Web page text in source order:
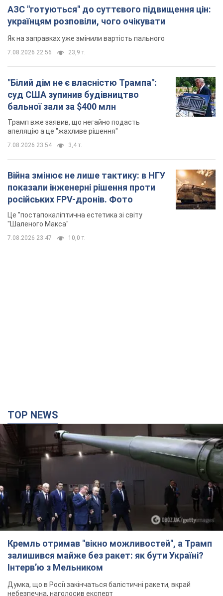
бальної зали за $400 млн
Трамп вже заявив, що негайно подасть
Війна змінює не лише тактику: в НГУ
показали інженерні рішення проти
російських FPV-дронів. Фото
"Шаленого Макса"
Кремль отримав "вікно можливостей", а Трамп
залишився майже без ракет: як бути Україні?
Інтерв’ю з Мельником
Думка, що в Росії закінчаться балістичні ракети, вкрай
небезпечна, наголосив експерт
15 минут назад
У Києві внаслідок російської атаки загинула
людина, постраждали четверо. Фото
Ворог продовжує регулярний ракетний терор столиці
2 часа назад 28,6 т.